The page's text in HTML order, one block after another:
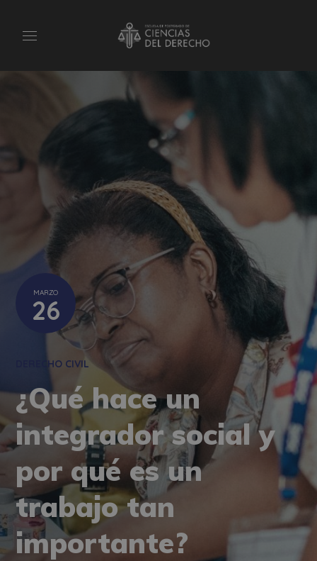
MARZO
26
DERECHO CIVIL
¿Qué hace un
integrador social y
por qué es un
trabajo tan
importante?